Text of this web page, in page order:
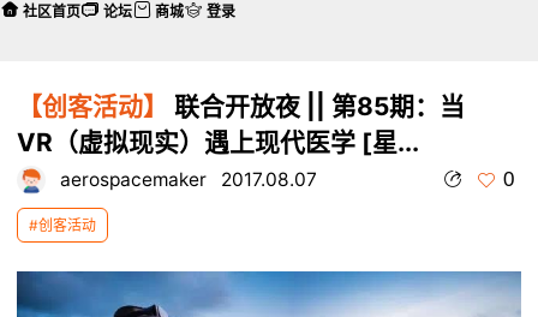
【创客活动】
联合开放夜 || 第85期：当
VR（虚拟现实）遇上现代医学 [星...
aerospacemaker 2017.08.07 0
#创客活动
社区首页 论坛 商城 登录